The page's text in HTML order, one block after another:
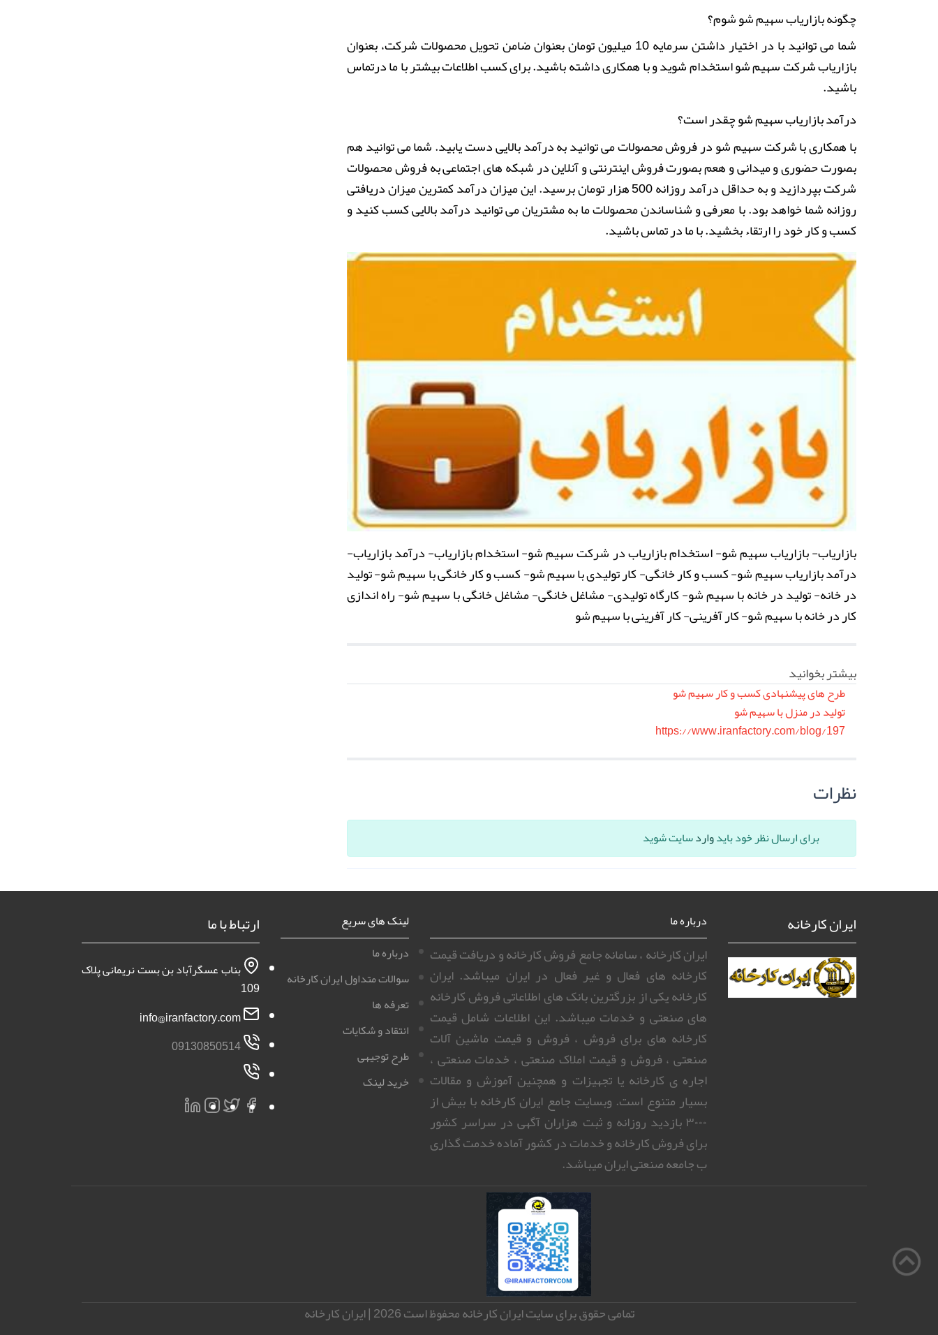
چگونه بازاریاب سهیم شو شوم؟
شما می توانید با در اختیار داشتن سرمایه 10 میلیون تومان بعنوان ضامن تحویل محصولات شرکت، بعنوان
بازاریاب شرکت سهیم شو استخدام شوید و با همکاری داشته باشید. برای کسب اطلاعات بیشتر با ما درتماس
باشید.
درآمد بازاریاب سهیم شو چقدر است؟
با همکاری با شرکت سهیم شو در فروش محصولات می توانید به درآمد بالایی دست یابید. شما می توانید هم
بصورت حضوری و میدانی و هعم بصورت فروش اینترنتی و آنلاین در شبکه های اجتماعی به فروش محصولات
شرکت بپردازید و به حداقل درآمد روزانه 500 هزار تومان برسید. این میزان درآمد کمترین میزان دریافتی
روزانه شما خواهد بود. با معرفی و شناساندن محصولات ما به مشتریان می توانید درآمد بالایی کسب کنید و
کسب و کار خود را ارتقاء بخشید. با ما در تماس باشید.
بازاریاب- بازاریاب سهیم شو- استخدام بازاریاب در شرکت سهیم شو- استخدام بازاریاب- درآمد بازاریاب-
درآمد بازاریاب سهیم شو- کسب و کار خانگی- کار تولیدی با سهیم شو- کسب و کار خانگی با سهیم شو- تولید
در خانه- تولید در خانه با سهیم شو- کارگاه تولیدی- مشاغل خانگی- مشاغل خانگی با سهیم شو- راه اندازی
کار در خانه با سهیم شو- کار آفرینی- کار آفرینی با سهیم شو
بیشتر بخوانید
طرح های پیشنهادی کسب و کار سهیم شو
تولید در منزل با سهیم شو
https://www.iranfactory.com/blog/197
نظرات
برای ارسال نظر خود بایدواردسایت شوید
ایران کارخانه درباره ما
ایران کارخانه ، سامانه جامع فروش کارخانه و دریافت قیمت
کارخانه های فعال و غیر فعال در ایران میباشد. ایران
کارخانه یکی از بزرگترین بانک های اطلاعاتی فروش کارخانه
های صنعتی و خدمات میباشد. این اطلاعات شامل قیمت
کارخانه های برای فروش ، فروش و قیمت ماشین آلات
صنعتی ، فروش و قیمت املاک صنعتی ، خدمات صنعتی ،
اجاره ی کارخانه یا تجهیزات و همچنین آموزش و مقالات
بسیار متنوع است. وبسایت جامع ایران کارخانه با بیش از
۳۰۰۰ بازدید روزانه و ثبت هزاران آگهی در سراسر کشور
برای فروش کارخانه و خدمات در کشور آماده خدمت گذاری
ب جامعه صنعتی ایران میباشد.
لینک های سریع
درباره ما
سوالات متداول ایران کارخانه
تعرفه ها
انتقاد و شکایات
طرح توجیهی
خرید لینک
ارتباط با ما
بناب عسگرآباد بن بست نریمانی پلاک
109
09130850514
تمامی حقوق برای سایت ایران کارخانه محفوظ است 2026 | ایران کارخانه